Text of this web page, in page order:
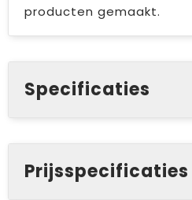
producten gemaakt.
Specificaties
Prijsspecificaties